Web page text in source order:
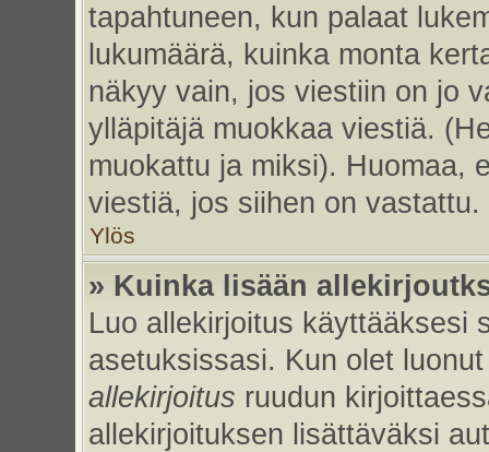
tapahtuneen, kun palaat
lukumäärä, kuinka monta
näkyy vain, jos viestiin on jo
ylläpitäjä muokkaa viestiä.
muokattu ja miksi). Huomaa,
viestiä, jos siihen on vastattu.
Ylös
» Kuinka lisään
Luo allekirjoitus käyttääksesi
asetuksissasi. Kun olet
allekirjoitus ruudun
allekirjoituksen lisättäväksi